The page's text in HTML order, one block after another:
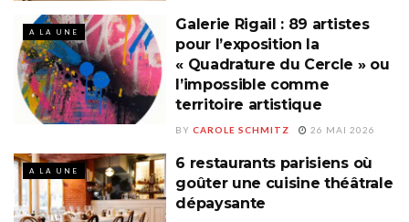
A LA UNE
Galerie Rigail : 89 artistes
pour l’exposition la
« Quadrature du Cercle » ou
l’impossible comme
territoire artistique
BY CAROLE SCHMITZ 26 MAI 2026
A LA UNE
6 restaurants parisiens où
goûter une cuisine théâtrale
dépaysante